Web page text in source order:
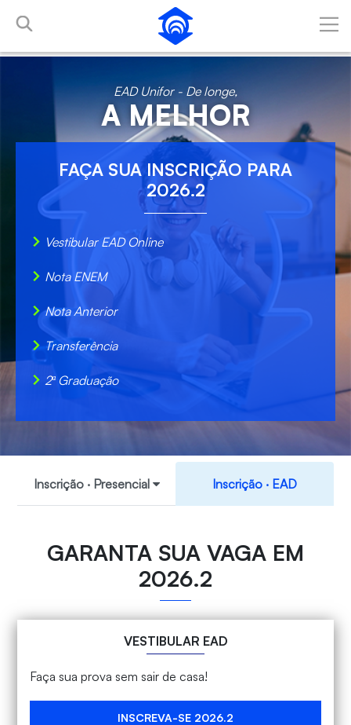
Skip to Main Content
EAD Unifor - De longe,
A MELHOR
FAÇA SUA INSCRIÇÃO PARA
2026.2
Vestibular EAD Online
Nota ENEM
Nota Anterior
Transferência
2ª Graduação
Inscrição ‧ Presencial Inscrição ‧ EAD
GARANTA SUA VAGA EM
2026.2
VESTIBULAR EAD
Faça sua prova sem sair de casa!
INSCREVA-SE 2026.2